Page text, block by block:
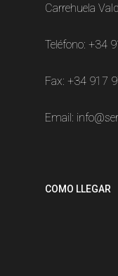
Carrehuela
Teléfono: +34
Fax: +34 917
Email:
COMO LLEGAR